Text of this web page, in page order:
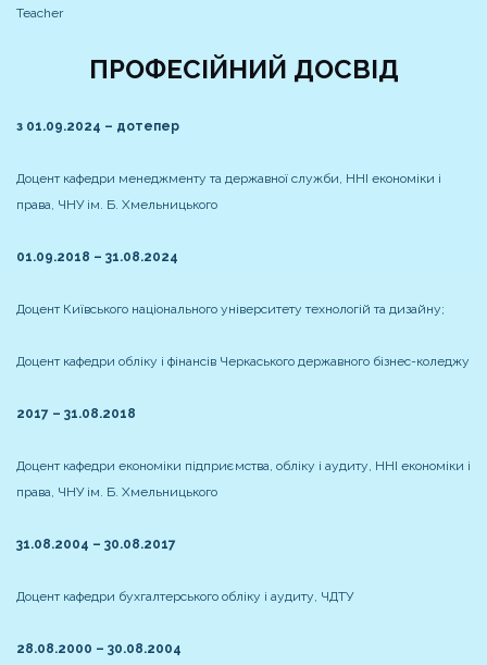
Teacher
ПРОФЕСІЙНИЙ ДОСВІД
з 01.09.2024 – дотепер
Доцент кафедри менеджменту та державної служби, ННІ економіки і
права, ЧНУ ім. Б. Хмельницького
01.09.2018 – 31.08.2024
Доцент Київського національного університету технологій та дизайну;
Доцент кафедри обліку і фінансів Черкаського державного бізнес-коледжу
2017 – 31.08.2018
Доцент кафедри економіки підприємства, обліку і аудиту, ННІ економіки і
права, ЧНУ ім. Б. Хмельницького
31.08.2004 – 30.08.2017
Доцент кафедри бухгалтерського обліку і аудиту, ЧДТУ
28.08.2000 – 30.08.2004